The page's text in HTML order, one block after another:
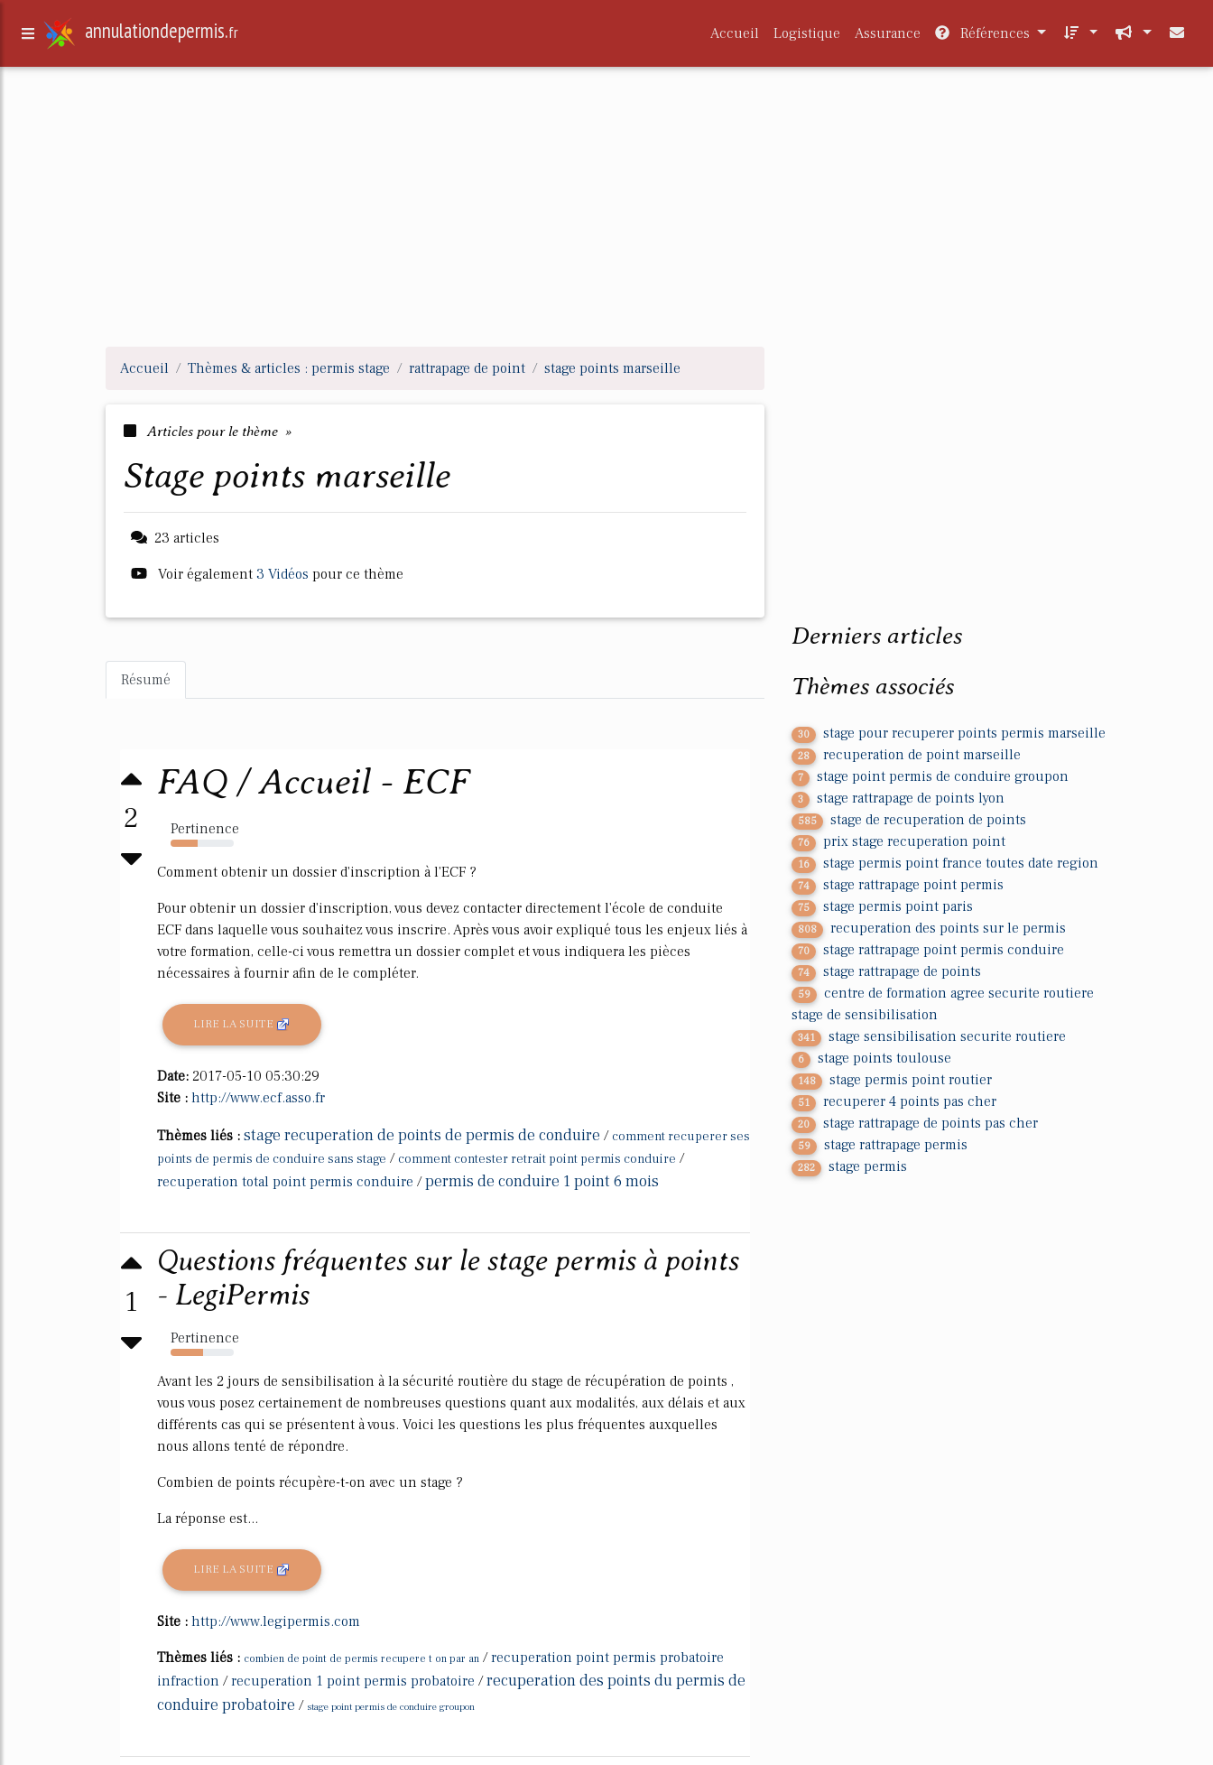
annulationdepermis.fr Accueil Logistique Assurance Références
Accueil Thèmes & articles : permis stage rattrapage de point stage points marseille
Articles pour le thème »
stage points marseille
23 articles
Voir également 3 Vidéos pour ce thème
Résumé
2
FAQ / Accueil - ECF
Pertinence
43%
Comment obtenir un dossier d'inscription à l'ECF ?
Pour obtenir un dossier d'inscription, vous devez contacter directement l'école de conduite
ECF dans laquelle vous souhaitez vous inscrire. Après vous avoir expliqué tous les enjeux liés à
votre formation, celle-ci vous remettra un dossier complet et vous indiquera les pièces
nécessaires à fournir afin de le compléter.
LIRE LA SUITE
Date: 2017-05-10 05:30:29
Site : http://www.ecf.asso.fr
Thèmes liés : stage recuperation de points de permis de conduire / comment recuperer ses
points de permis de conduire sans stage / comment contester retrait point permis conduire /
recuperation total point permis conduire /permis de conduire 1 point 6 mois
1
Questions fréquentes sur le stage permis à points
- LegiPermis
Pertinence
52%
Avant les 2 jours de sensibilisation à la sécurité routière du stage de récupération de points ,
vous vous posez certainement de nombreuses questions quant aux modalités, aux délais et aux
différents cas qui se présentent à vous. Voici les questions les plus fréquentes auxquelles
nous allons tenté de répondre.
Combien de points récupère-t-on avec un stage ?
La réponse est...
LIRE LA SUITE
Site : http://www.legipermis.com
Thèmes liés : combien de point de permis recupere t on par an /recuperation point permis probatoire
infraction /recuperation 1 point permis probatoire /recuperation des points du permis de
conduire probatoire / stage point permis de conduire groupon
Derniers articles
Thèmes associés
30 stage pour recuperer points permis marseille
28 recuperation de point marseille
7 stage point permis de conduire groupon
3 stage rattrapage de points lyon
585 stage de recuperation de points
76 prix stage recuperation point
16 stage permis point france toutes date region
74 stage rattrapage point permis
75 stage permis point paris
808 recuperation des points sur le permis
70 stage rattrapage point permis conduire
74 stage rattrapage de points
59
centre de formation agree securite routiere
stage de sensibilisation
341 stage sensibilisation securite routiere
6 stage points toulouse
148 stage permis point routier
51 recuperer 4 points pas cher
20 stage rattrapage de points pas cher
59 stage rattrapage permis
282 stage permis